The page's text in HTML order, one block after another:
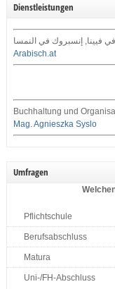
Dienstleistungen
فيينا, إنسبروك في النمسا
Arabisch.at
Buchhaltung und
Mag. Agnieszka Syslo
Umfragen
Pflichtschule
Berufsabschluss
Matura
Uni-/FH-Abschluss